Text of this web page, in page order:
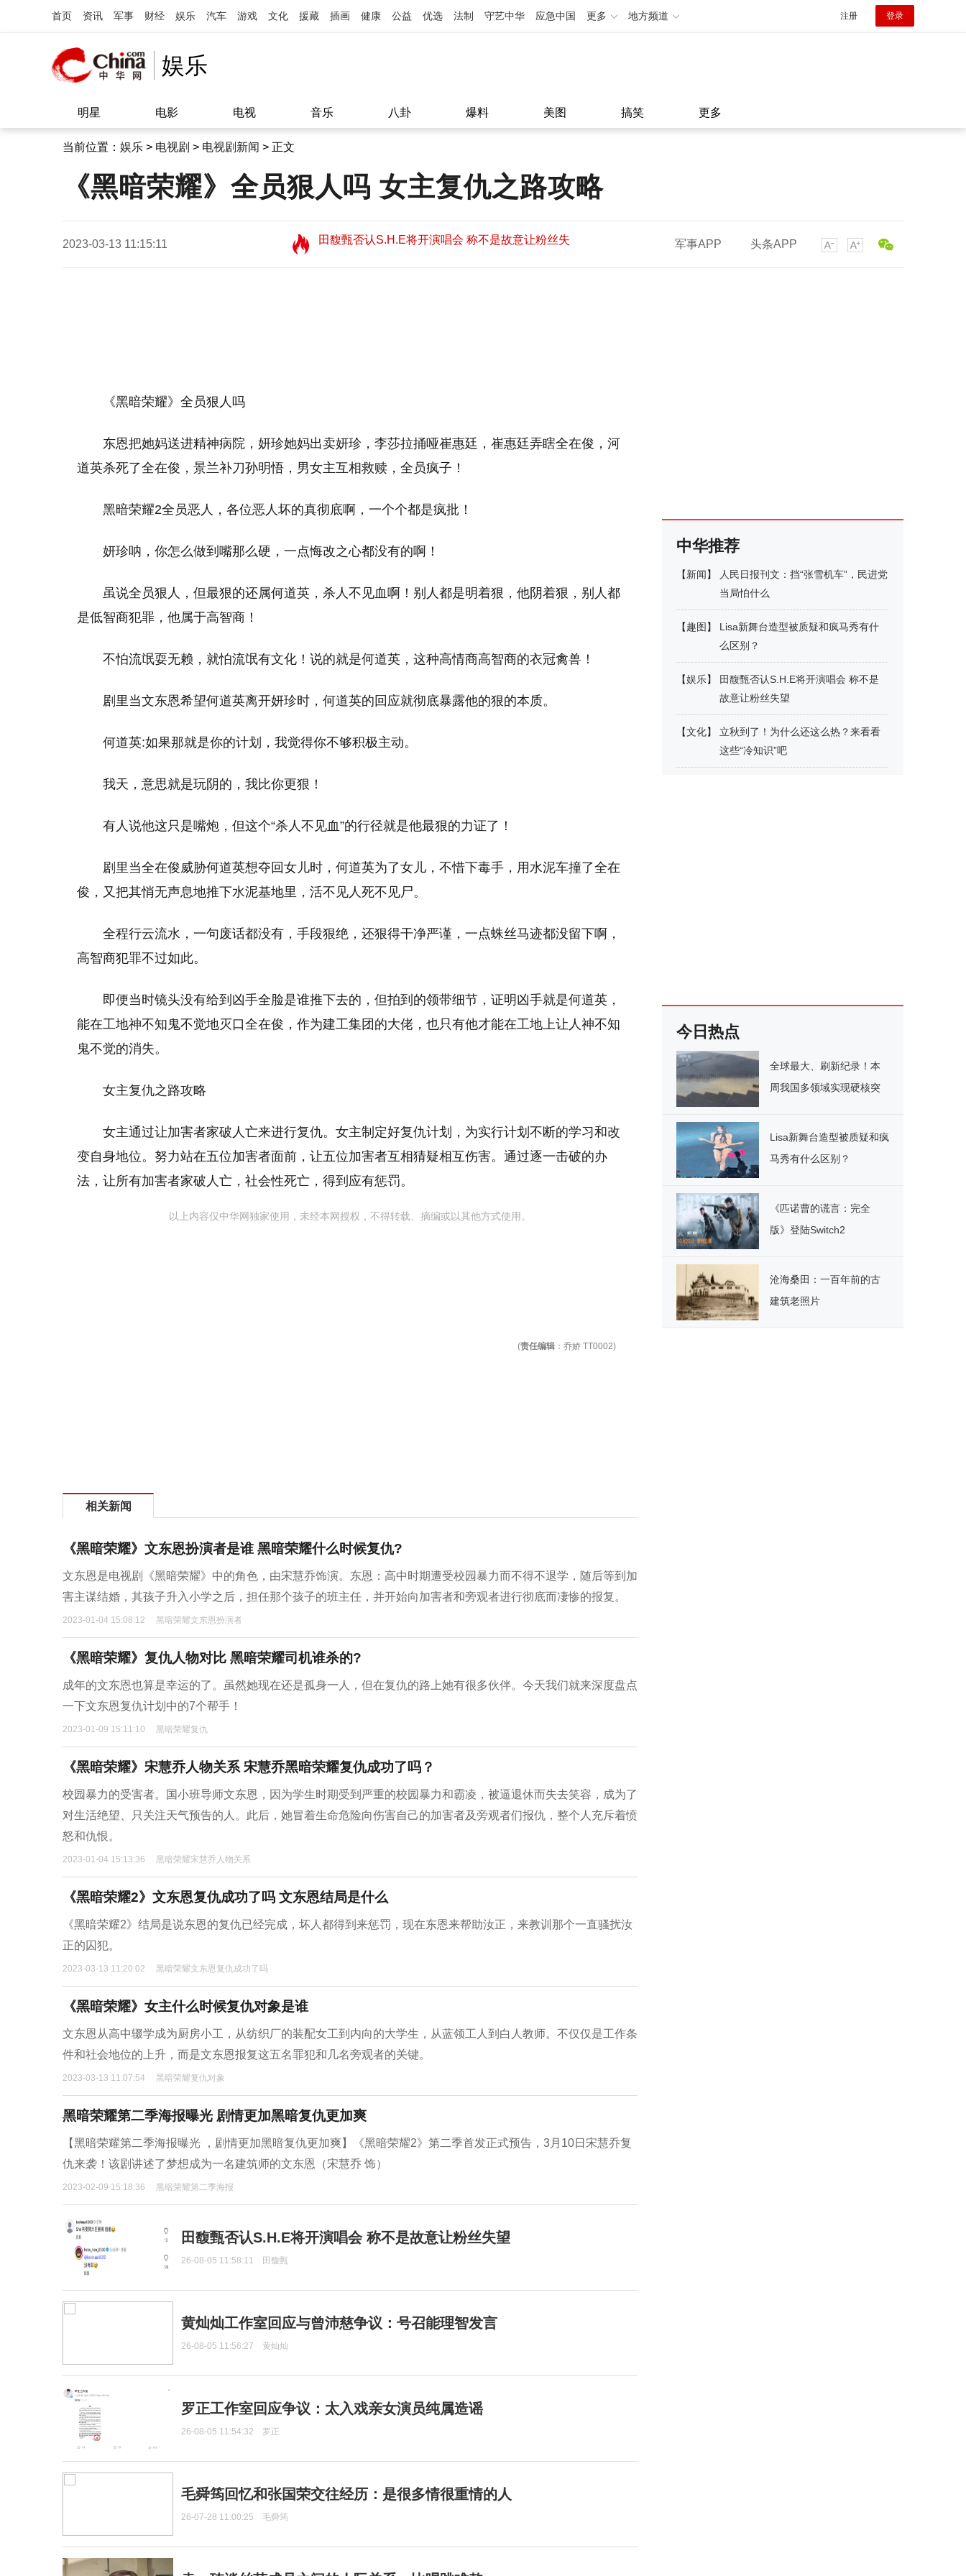
首页 资讯 军事 财经 娱乐 汽车 游戏 文化 援藏 插画 健康 公益 优选 法制 守艺中华 应急中国 更多 地方频道 注册 登录
娱乐
明星 电影 电视 音乐 八卦 爆料 美图 搞笑 更多
当前位置： 娱乐 > 电视剧 > 电视剧新闻 > 正文
《黑暗荣耀》全员狠人吗 女主复仇之路攻略
2023-03-13 11:15:11
田馥甄否认S.H.E将开演唱会 称不是故意让粉丝失
望11:08
田馥甄否认S.H.E将开演唱会 称不是故意让粉丝失
军事APP 头条APP
《黑暗荣耀》全员狠人吗
东恩把她妈送进精神病院，妍珍她妈出卖妍珍，李莎拉捅哑崔惠廷，崔惠廷弄瞎全在俊，河
道英杀死了全在俊，景兰补刀孙明悟，男女主互相救赎，全员疯子！
黑暗荣耀2全员恶人，各位恶人坏的真彻底啊，一个个都是疯批！
妍珍呐，你怎么做到嘴那么硬，一点悔改之心都没有的啊！
虽说全员狠人，但最狠的还属何道英，杀人不见血啊！别人都是明着狠，他阴着狠，别人都
是低智商犯罪，他属于高智商！
不怕流氓耍无赖，就怕流氓有文化！说的就是何道英，这种高情商高智商的衣冠禽兽！
剧里当文东恩希望何道英离开妍珍时，何道英的回应就彻底暴露他的狠的本质。
何道英:如果那就是你的计划，我觉得你不够积极主动。
我天，意思就是玩阴的，我比你更狠！
有人说他这只是嘴炮，但这个“杀人不见血”的行径就是他最狠的力证了！
剧里当全在俊威胁何道英想夺回女儿时，何道英为了女儿，不惜下毒手，用水泥车撞了全在
俊，又把其悄无声息地推下水泥基地里，活不见人死不见尸。
全程行云流水，一句废话都没有，手段狠绝，还狠得干净严谨，一点蛛丝马迹都没留下啊，
高智商犯罪不过如此。
即便当时镜头没有给到凶手全脸是谁推下去的，但拍到的领带细节，证明凶手就是何道英，
能在工地神不知鬼不觉地灭口全在俊，作为建工集团的大佬，也只有他才能在工地上让人神不知
鬼不觉的消失。
女主复仇之路攻略
女主通过让加害者家破人亡来进行复仇。女主制定好复仇计划，为实行计划不断的学习和改
变自身地位。努力站在五位加害者面前，让五位加害者互相猜疑相互伤害。通过逐一击破的办
法，让所有加害者家破人亡，社会性死亡，得到应有惩罚。
以上内容仅中华网独家使用，未经本网授权，不得转载、摘编或以其他方式使用。
(责任编辑 ：乔娇 TT0002)
相关新闻
《黑暗荣耀》文东恩扮演者是谁 黑暗荣耀什么时候复仇?
文东恩是电视剧《黑暗荣耀》中的角色，由宋慧乔饰演。东恩：高中时期遭受校园暴力而不得不退学，随后等到加
害主谋结婚，其孩子升入小学之后，担任那个孩子的班主任，并开始向加害者和旁观者进行彻底而凄惨的报复。
2023-01-04 15:08:12 黑暗荣耀文东恩扮演者
《黑暗荣耀》复仇人物对比 黑暗荣耀司机谁杀的?
成年的文东恩也算是幸运的了。虽然她现在还是孤身一人，但在复仇的路上她有很多伙伴。今天我们就来深度盘点
一下文东恩复仇计划中的7个帮手！
2023-01-09 15:11:10 黑暗荣耀复仇
《黑暗荣耀》宋慧乔人物关系 宋慧乔黑暗荣耀复仇成功了吗？
校园暴力的受害者。国小班导师文东恩，因为学生时期受到严重的校园暴力和霸凌，被逼退休而失去笑容，成为了
对生活绝望、只关注天气预告的人。此后，她冒着生命危险向伤害自己的加害者及旁观者们报仇，整个人充斥着愤
怒和仇恨。
2023-01-04 15:13:36 黑暗荣耀宋慧乔人物关系
《黑暗荣耀2》文东恩复仇成功了吗 文东恩结局是什么
《黑暗荣耀2》结局是说东恩的复仇已经完成，坏人都得到来惩罚，现在东恩来帮助汝正，来教训那个一直骚扰汝
正的囚犯。
2023-03-13 11:20:02 黑暗荣耀文东恩复仇成功了吗
《黑暗荣耀》女主什么时候复仇对象是谁
文东恩从高中辍学成为厨房小工，从纺织厂的装配女工到内向的大学生，从蓝领工人到白人教师。不仅仅是工作条
件和社会地位的上升，而是文东恩报复这五名罪犯和几名旁观者的关键。
2023-03-13 11:07:54 黑暗荣耀复仇对象
黑暗荣耀第二季海报曝光 剧情更加黑暗复仇更加爽
【黑暗荣耀第二季海报曝光 ，剧情更加黑暗复仇更加爽】《黑暗荣耀2》第二季首发正式预告，3月10日宋慧乔复
仇来袭！该剧讲述了梦想成为一名建筑师的文东恩（宋慧乔 饰）
2023-02-09 15:18:36 黑暗荣耀第二季海报
田馥甄否认S.H.E将开演唱会 称不是故意让粉丝失望
26-08-05 11:58:11 田馥甄
黄灿灿工作室回应与曾沛慈争议：号召能理智发言
26-08-05 11:56:27 黄灿灿
罗正工作室回应争议：太入戏亲女演员纯属造谣
26-08-05 11:54:32 罗正
毛舜筠回忆和张国荣交往经历：是很多情很重情的人
26-07-28 11:00:25 毛舜筠
中华推荐
【新闻】
人民日报刊文：挡“张雪机车”，民进党
当局怕什么
【趣图 】
Lisa新舞台造型被质疑和疯马秀有什
么区别？
【娱乐】
田馥甄否认S.H.E将开演唱会 称不是
故意让粉丝失望
【文化】
立秋到了！为什么还这么热？来看看
这些“冷知识”吧
今日热点
全球最大、刷新纪录！本
周我国多领域实现硬核突
Lisa新舞台造型被质疑和疯
马秀有什么区别？
《匹诺曹的谎言：完全
版》登陆Switch2
沧海桑田：一百年前的古
建筑老照片